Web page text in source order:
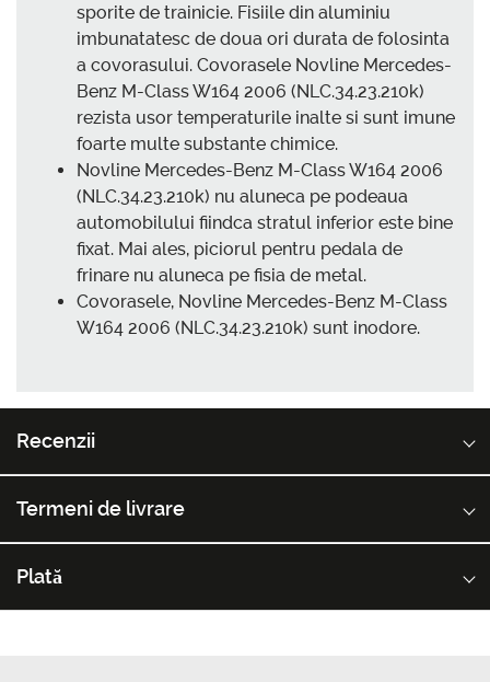
sporite de trainicie. Fisiile din aluminiu
imbunatatesc de doua ori durata de folosinta
a covorasului. Covorasele Novline Mercedes-
Benz M-Class W164 2006 (NLC.34.23.210k)
rezista usor temperaturile inalte si sunt imune
foarte multe substante chimice.
Novline Mercedes-Benz M-Class W164 2006
(NLC.34.23.210k) nu aluneca pe podeaua
automobilului fiindca stratul inferior este bine
fixat. Mai ales, piciorul pentru pedala de
frinare nu aluneca pe fisia de metal.
Covorasele, Novline Mercedes-Benz M-Class
W164 2006 (NLC.34.23.210k) sunt inodore.
Recenzii
Termeni de livrare
Plată